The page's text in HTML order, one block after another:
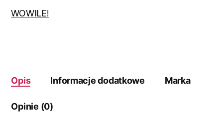
WOWILE!
Opis Informacje dodatkowe Marka
Opinie (0)